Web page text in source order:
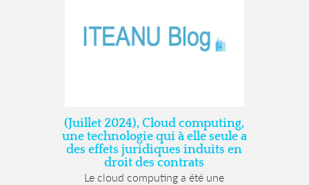
(Juillet 2024), Cloud computing,
une technologie qui à elle seule a
des effets juridiques induits en
droit des contrats
Le cloud computing a été une